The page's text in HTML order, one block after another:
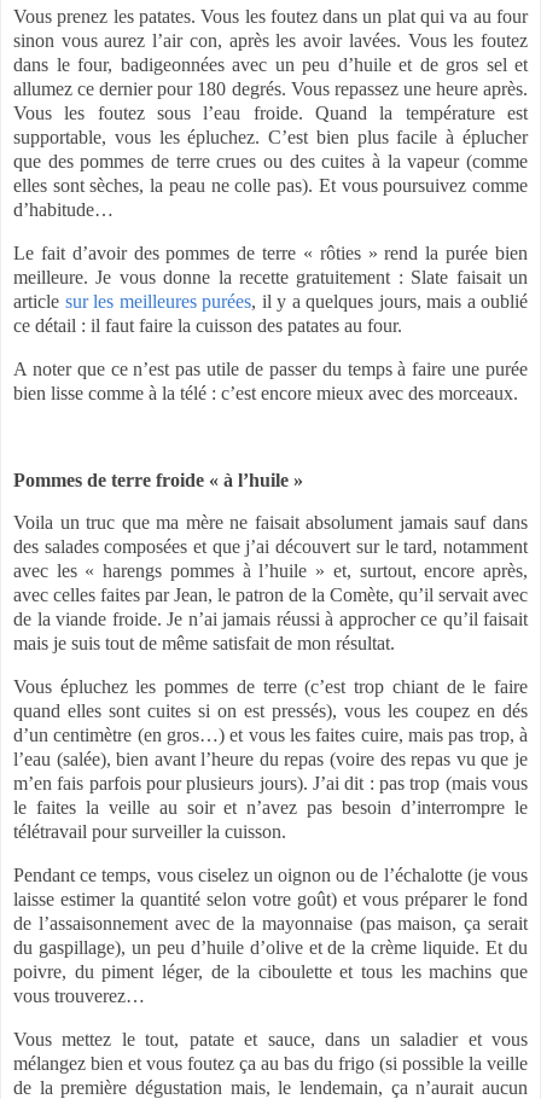
Vous prenez les patates. Vous les foutez dans un plat qui va au four
sinon vous aurez l’air con, après les avoir lavées. Vous les foutez
dans le four, badigeonnées avec un peu d’huile et de gros sel et
allumez ce dernier pour 180 degrés. Vous repassez une heure après.
Vous les foutez sous l’eau froide. Quand la température est
supportable, vous les épluchez. C’est bien plus facile à éplucher
que des pommes de terre crues ou des cuites à la vapeur (comme
elles sont sèches, la peau ne colle pas). Et vous poursuivez comme
d’habitude…
Le fait d’avoir des pommes de terre « rôties » rend la purée bien
meilleure. Je vous donne la recette gratuitement : Slate faisait un
article sur les meilleures purées, il y a quelques jours, mais a oublié
ce détail : il faut faire la cuisson des patates au four.
A noter que ce n’est pas utile de passer du temps à faire une purée
bien lisse comme à la télé : c’est encore mieux avec des morceaux.
Pommes de terre froide « à l’huile »
Voila un truc que ma mère ne faisait absolument jamais sauf dans
des salades composées et que j’ai découvert sur le tard, notamment
avec les « harengs pommes à l’huile » et, surtout, encore après,
avec celles faites par Jean, le patron de la Comète, qu’il servait avec
de la viande froide. Je n’ai jamais réussi à approcher ce qu’il faisait
mais je suis tout de même satisfait de mon résultat.
Vous épluchez les pommes de terre (c’est trop chiant de le faire
quand elles sont cuites si on est pressés), vous les coupez en dés
d’un centimètre (en gros…) et vous les faites cuire, mais pas trop, à
l’eau (salée), bien avant l’heure du repas (voire des repas vu que je
m’en fais parfois pour plusieurs jours). J’ai dit : pas trop (mais vous
le faites la veille au soir et n’avez pas besoin d’interrompre le
télétravail pour surveiller la cuisson.
Pendant ce temps, vous ciselez un oignon ou de l’échalotte (je vous
laisse estimer la quantité selon votre goût) et vous préparer le fond
de l’assaisonnement avec de la mayonnaise (pas maison, ça serait
du gaspillage), un peu d’huile d’olive et de la crème liquide. Et du
poivre, du piment léger, de la ciboulette et tous les machins que
vous trouverez…
Vous mettez le tout, patate et sauce, dans un saladier et vous
mélangez bien et vous foutez ça au bas du frigo (si possible la veille
de la première dégustation mais, le lendemain, ça n’aurait aucun